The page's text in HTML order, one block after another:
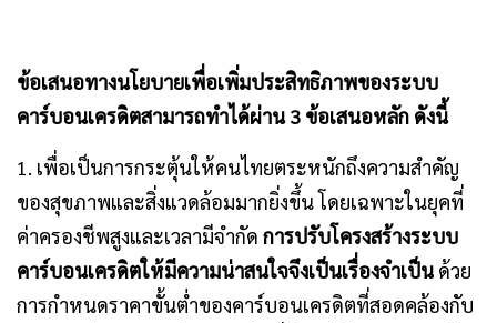
ข้อเสนอทางนโยบายเพื่อเพิ่มประสิทธิภาพของระบบ
คาร์บอนเครดิตสามารถทำได้ผ่าน 3 ข้อเสนอหลัก ดังนี้
1. เพื่อเป็นการกระตุ้นให้คนไทยตระหนักถึงความสำคัญ
ของสุขภาพและสิ่งแวดล้อมมากยิ่งขึ้น โดยเฉพาะในยุคที่
ค่าครองชีพสูงและเวลามีจำกัด การปรับโครงสร้างระบบ
คาร์บอนเครดิตให้มีความน่าสนใจจึงเป็นเรื่องจำเป็น ด้วย
การกำหนดราคาขั้นต่ำของคาร์บอนเครดิตที่สอดคล้องกับ